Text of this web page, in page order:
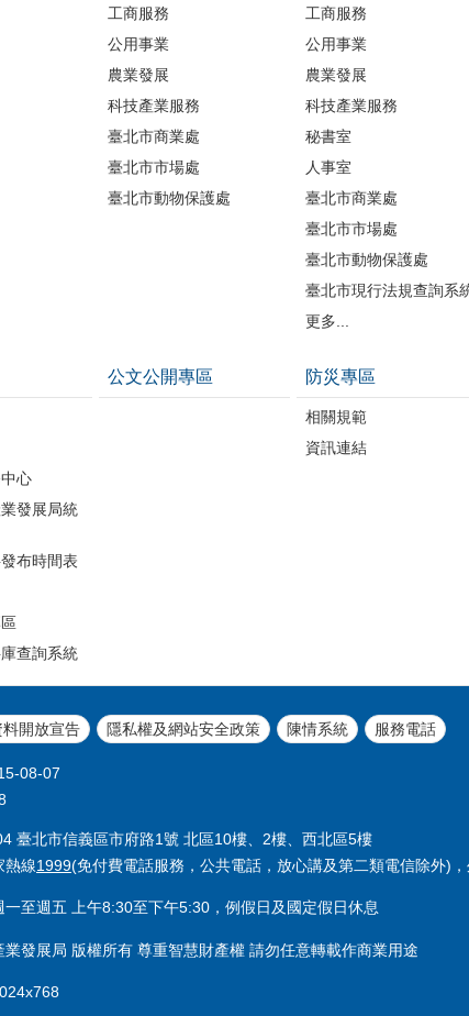
工商服務
公用事業
農業發展
科技產業服務
臺北市商業處
臺北市市場處
臺北市動物保護處
工商服務
公用事業
農業發展
科技產業服務
秘書室
人事室
臺北市商業處
臺北市市場處
臺北市動物保護處
臺北市現行法規查詢系
更多...
心
發展局統
布時間表
查詢系統
公文公開專區 防災專區
相關規範
資訊連結
開放宣告 隱私權及網站安全政策 陳情系統 服務電話
08-07
臺北市信義區市府路1號 北區10樓、2樓、西北區5樓
熱線1999(免付費電話服務，公共電話，放心講及第二類電信除外)
一至週五 上午8:30至下午5:30，例假日及國定假日休息
業發展局 版權所有 尊重智慧財產權 請勿任意轉載作商業用途